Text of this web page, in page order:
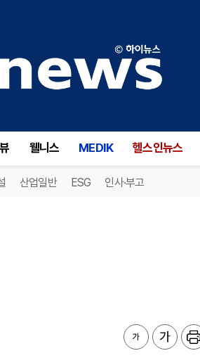
웰니스 MEDIK 헬스인뉴스
산업일반 ESG 인사·부고